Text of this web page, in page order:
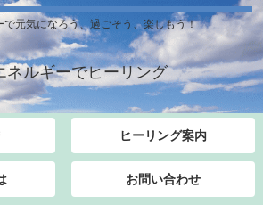
で元気になろう、過ごそう、楽しもう！
ネルギーでヒーリング
ヒーリング案内
お問い合わせ